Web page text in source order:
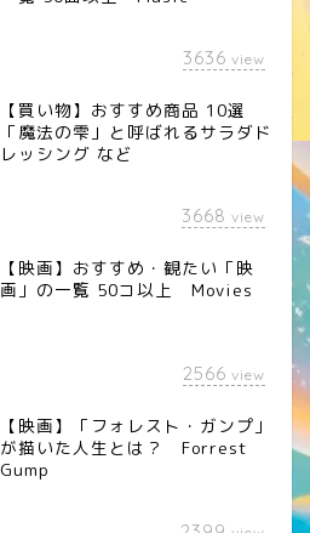
3636 view
【買い物】おすすめ商品 10選
「魔法の雫」と呼ばれるサラダド
レッシング など
3668 view
【映画】おすすめ・観たい「映
画」の一覧 50コ以上 Movies
2566 view
【映画】「フォレスト・ガンプ」
が描いた人生とは？ Forrest
Gump